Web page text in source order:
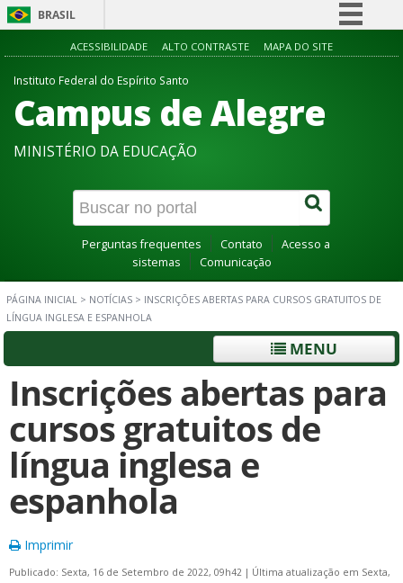
BRASIL
Simplifique!
Acesso à informação
Canais
ACESSIBILIDADE ALTO CONTRASTE MAPA DO SITE
Instituto Federal do Espírito Santo
Campus de Alegre
MINISTÉRIO DA EDUCAÇÃO
Perguntas frequentes Contato
Acesso a
sistemas
Comunicação
PÁGINA INICIAL > NOTÍCIAS > INSCRIÇÕES ABERTAS PARA CURSOS GRATUITOS DE
LÍNGUA INGLESA E ESPANHOLA
MENU
Inscrições abertas para
cursos gratuitos de
língua inglesa e
espanhola
Imprimir
Publicado: Sexta, 16 de Setembro de 2022, 09h42 | Última atualização em Sexta,